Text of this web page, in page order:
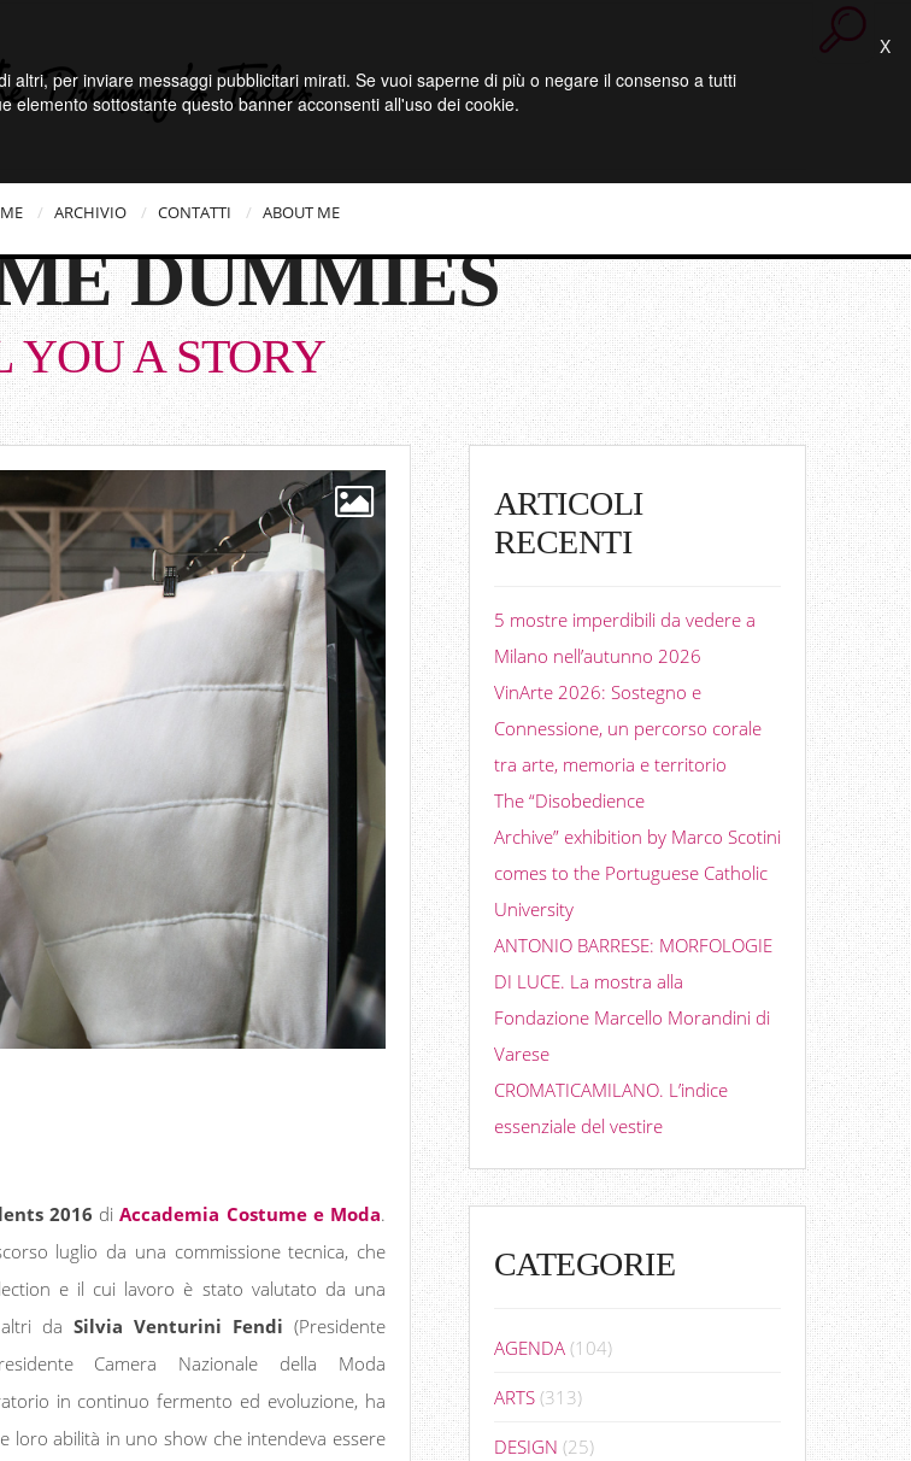
altri, per inviare messaggi pubblicitari mirati. Se vuoi saperne di più o negare il consenso a tutti
elemento sottostante questo banner acconsenti all'uso dei cookie.
X
ARCHIVIO CONTATTI ABOUT ME
DUMMIES
YOU A STORY
2016 diAccademia Costume e Moda.
luglio da una commissione tecnica, che
e il cui lavoro è stato valutato da una
altri daSilvia Venturini Fendi (Presidente
Camera Nazionale della Moda
in continuo fermento ed evoluzione, ha
loro abilità in uno show che intendeva essere
ARTICOLI
RECENTI
5 mostre imperdibili da vedere a
Milano nell’autunno 2026
VinArte 2026: Sostegno e
Connessione, un percorso corale
tra arte, memoria e territorio
The “Disobedience
Archive” exhibition by Marco Scotini
comes to the Portuguese Catholic
University
ANTONIO BARRESE: MORFOLOGIE
DI LUCE. La mostra alla
Fondazione Marcello Morandini di
Varese
CROMATICAMILANO. L’indice
essenziale del vestire
CATEGORIE
AGENDA (104)
ARTS (313)
DESIGN (25)